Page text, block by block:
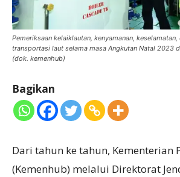
Pemeriksaan kelaiklautan, kenyamanan, keselamatan,
transportasi laut selama masa Angkutan Natal 2023
(dok. kemenhub)
Bagikan
Dari tahun ke tahun, Kementerian
(Kemenhub) melalui Direktorat